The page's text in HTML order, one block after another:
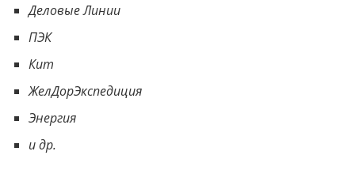
Деловые Линии
ПЭК
Кит
ЖелДорЭкспедиция
Энергия
и др.